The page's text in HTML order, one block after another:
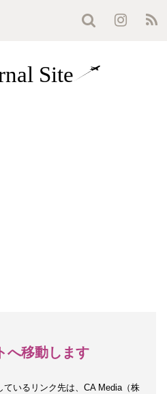
Site
へ移動します
いるリンク先は、 CA Media（株